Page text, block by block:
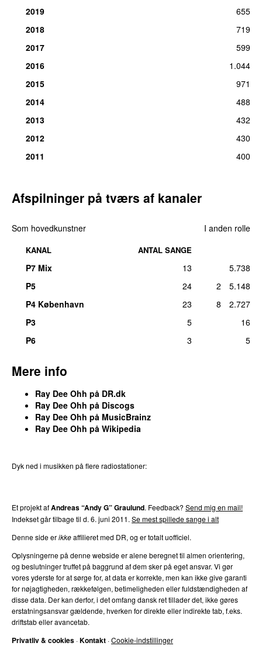
2019
655
2018
719
2017
599
2016
1.044
2015
971
2014
488
2013
432
2012
430
2011
400
Afspilninger på tværs af kanaler
Som hovedkunstner I anden rolle
KANAL ANTAL SANGE
P7 Mix 13
5.738
P5
24 2
5.148
P4 København
23 8
2.727
P3
5
16
P6
3 5
Mere info
Ray Dee Ohh på DR.dk
Ray Dee Ohh på Discogs
Ray Dee Ohh på MusicBrainz
Ray Dee Ohh på Wikipedia
Dyk ned i musikken på flere radiostationer:
Et projekt afAndreas “Andy G” Graulund. Feedback? Send mig en mail!
Indekset går tilbage til d. 6. juni 2011. Se mest spillede sange i alt
Denne side erikkeaffilieret med DR, og er totalt uofficiel.
Oplysningerne på denne webside er alene beregnet til almen orientering,
og beslutninger truffet på baggrund af dem sker på eget ansvar. Vi gør
vores yderste for at sørge for, at data er korrekte, men kan ikke give garanti
for nøjagtigheden, rækkefølgen, betimeligheden eller fuldstændigheden af
disse data. Der kan derfor, i det omfang dansk ret tillader det, ikke gøres
erstatningsansvar gældende, hverken for direkte eller indirekte tab, f.eks.
driftstab eller avancetab.
Privatliv & cookies ·Kontakt ·Cookie-indstillinger